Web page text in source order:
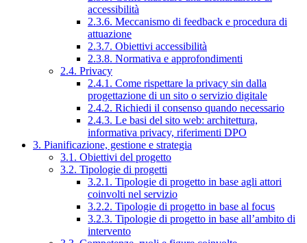
accessibilità
2.3.6. Meccanismo di feedback e procedura di
attuazione
2.3.7. Obiettivi accessibilità
2.3.8. Normativa e approfondimenti
2.4. Privacy
2.4.1. Come rispettare la privacy sin dalla
progettazione di un sito o servizio digitale
2.4.2. Richiedi il consenso quando necessario
2.4.3. Le basi del sito web: architettura,
informativa privacy, riferimenti DPO
3. Pianificazione, gestione e strategia
3.1. Obiettivi del progetto
3.2. Tipologie di progetti
3.2.1. Tipologie di progetto in base agli attori
coinvolti nel servizio
3.2.2. Tipologie di progetto in base al focus
3.2.3. Tipologie di progetto in base all’ambito di
intervento